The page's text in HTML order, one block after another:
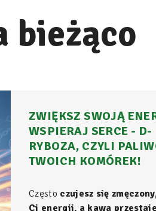
bieżąco
ZWIĘKSZ SWOJĄ
WSPIERAJ SERCE - D-
RYBOZA, CZYLI
TWOICH KOMÓREK!
Często czujesz się
Ci energii, a kawa